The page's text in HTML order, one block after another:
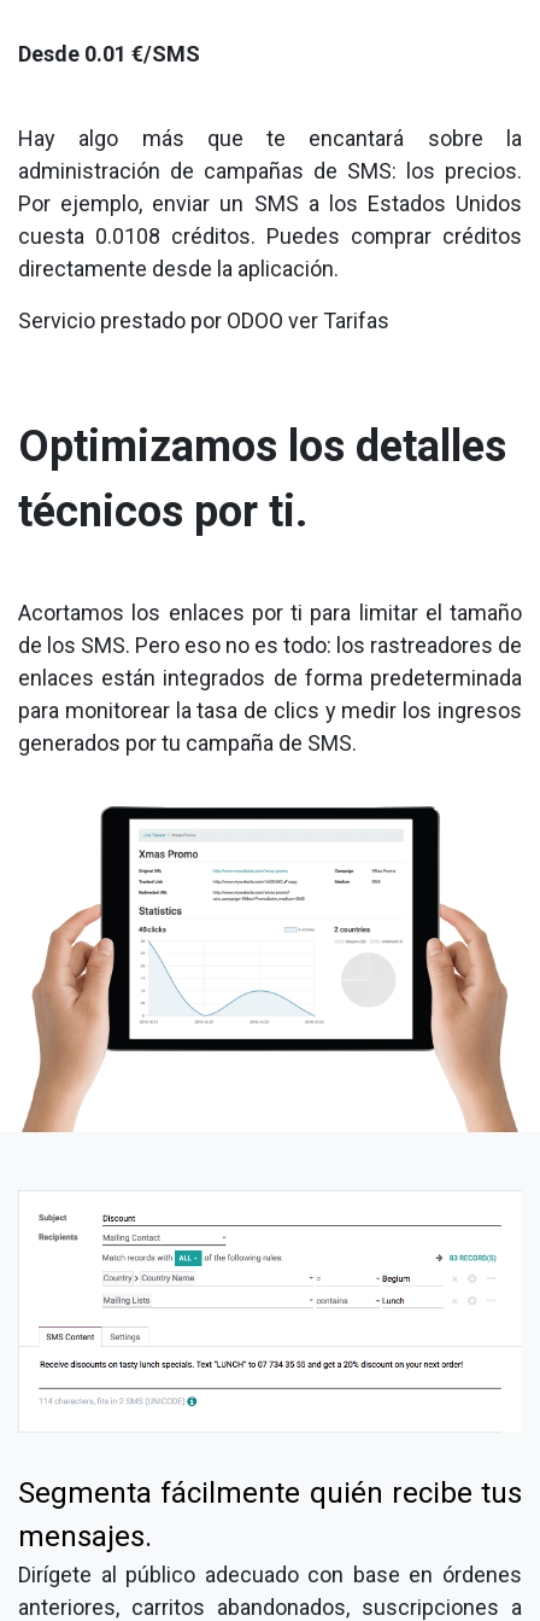
Desde 0.01 €/SMS
Hay algo más que te encantará sobre la
administración de campañas de SMS: los precios.
Por ejemplo, enviar un SMS a los Estados Unidos
cuesta 0.0108 créditos. Puedes comprar créditos
directamente desde la aplicación.
Servicio prestado por ODOO ver Tarifas
Optimizamos los detalles
técnicos por ti.
Acortamos los enlaces por ti para limitar el tamaño
de los SMS. Pero eso no es todo: los rastreadores de
enlaces están integrados de forma predeterminada
para monitorear la tasa de clics y medir los ingresos
generados por tu campaña de SMS.
Segmenta fácilmente quién recibe tus
mensajes.
Dirígete al público adecuado con base en órdenes
anteriores, carritos abandonados, suscripciones a